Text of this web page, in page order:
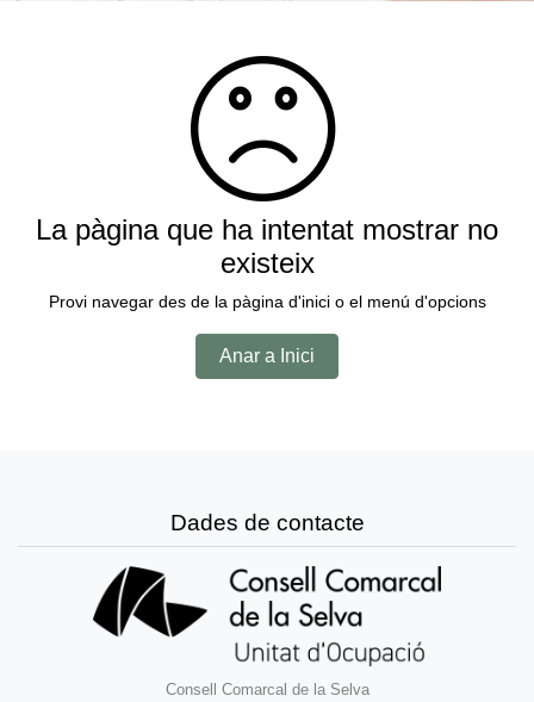
La pàgina que ha intentat mostrar no
existeix
Provi navegar des de la pàgina d'inici o el menú d'opcions
Anar a Inici
Dades de contacte
Consell Comarcal de la Selva